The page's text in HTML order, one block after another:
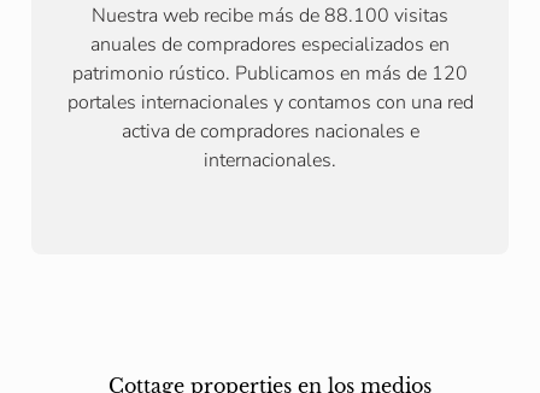
Nuestra web recibe más de 88.100 visitas
anuales de compradores especializados en
patrimonio rústico. Publicamos en más de 120
portales internacionales y contamos con una red
activa de compradores nacionales e
internacionales.
Cottage properties en los medios